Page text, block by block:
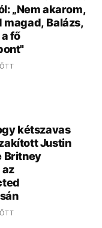
„Nem akarom,
magad, Balázs,
fő
kétszavas
Justin
Britney